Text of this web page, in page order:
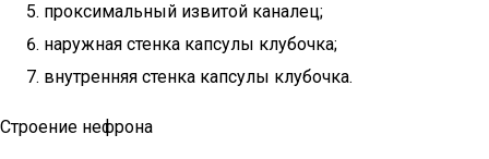
проксимальный извитой каналец;
наружная стенка капсулы клубочка;
внутренняя стенка капсулы клубочка.
Строение нефрона